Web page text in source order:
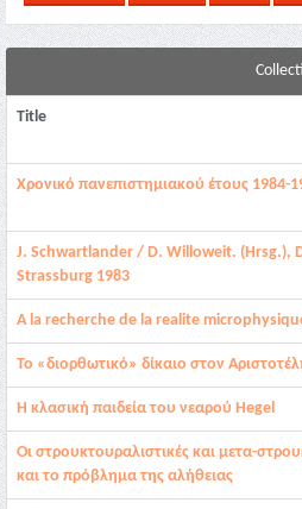
Title
Χρονικό πανεπιστημιακού έτους 1984-
J. Schwartlander / D. Willoweit. (Hrsg.),
Strassburg 1983
A la recherche de la realite
Το «διορθωτικό» δίκαιο στον
Η κλασική παιδεία του νεαρού Hegel
Οι στρουκτουραλιστικές και μετα-
και το πρόβλημα της αλήθειας